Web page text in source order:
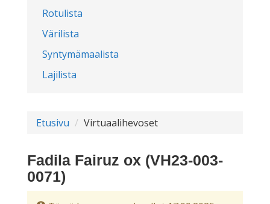
Rotulista
Värilista
Syntymämaalista
Lajilista
Etusivu Virtuaalihevoset
Fadila Fairuz ox (VH23-003-
0071)